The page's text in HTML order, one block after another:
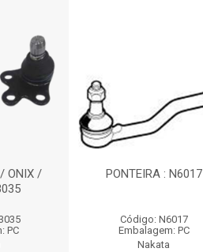
ONIX /
PC
PONTEIRA : N6017
Código: N6017
Embalagem: PC
Nakata